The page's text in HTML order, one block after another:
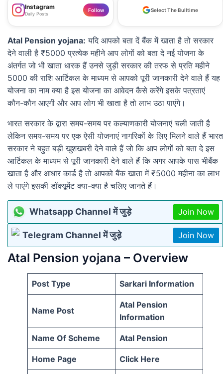
Instagram
Daily Posts
Follow Select The Bulltime
Atal Pension yojana: यदि आपको बता दें बैंक में खाता है तो सरकार
देने वाली है ₹5000 प्रत्येक महीने आप लोगों को बता दे नई योजना के
अंतर्गत जो भी खाता धारक हैं उनसे जुड़ी सरकार की तरफ से प्रति महीने
5000 की राशि आर्टिकल के माध्यम से आपको पूरी जानकारी देने वाले हैं यह
योजना का नाम क्या है इस योजना का आवेदन कैसे करेंगे इसके पत्रताएं
कौन-कौन आएगी और आप लोग भी खाता है तो लाभ उठा पाएंगे।
भारत सरकार के द्वारा समय-समय पर कल्याणकारी योजनाएं चली जाती है
लेकिन समय-समय पर एक ऐसी योजनाएं नागरिकों के लिए मिलने वाले हैं भारत
सरकार ने बहुत बड़ी खुशखबरी देने वाले हैं जो कि आप लोगों को बता दे इस
आर्टिकल के माध्यम से पूरी जानकारी देने वाले हैं कि अगर आपके पास भीबैंक
खाता है और आधार कार्ड है तो आपको बैंक खाता में ₹5000 महीना का लाभ
ले पाएंगे इसकी डॉक्यूमेंट क्या-क्या है चलिए जानते हैं।
Whatsapp Channel में जुड़े Join Now
Telegram Channel में जुड़े Join Now
Atal Pension yojana – Overview
Post Type Sarkari Information
Name Post
Atal Pension
Information
Name Of Scheme Atal Pension
Home Page Click Here